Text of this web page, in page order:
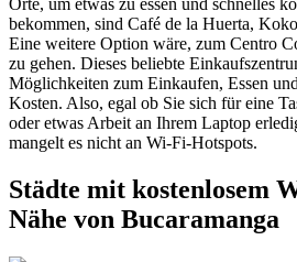
bekommen, sind Café de la Huerta,
Eine weitere Option wäre, zum Centro
zu gehen. Dieses beliebte
Möglichkeiten zum Einkaufen, Essen
Kosten. Also, egal ob Sie sich für eine
oder etwas Arbeit an Ihrem Laptop
mangelt es nicht an Wi-Fi-Hotspots.
Städte mit kostenlosem
Nähe von Bucaramanga